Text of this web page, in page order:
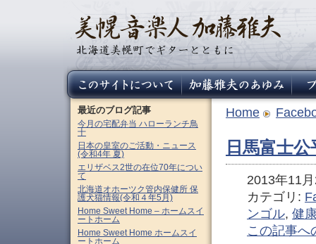
Home
日馬富士
2013年11
カテゴリ:
ンゴル, 健
この記事へ
最近のブログ記事
今月の宅配弁当 ハローランチ鳥
十
日本の皇室のご活動・ニュース
(令和4年 夏)
エリザベス2世の在位70年につい
て
北海道オホーツク管内保健所 保
護犬猫情報(令和４年5月)
Home Sweet Home – ホームスイ
ートホーム
Home Sweet Home ホームスイ
ートホーム